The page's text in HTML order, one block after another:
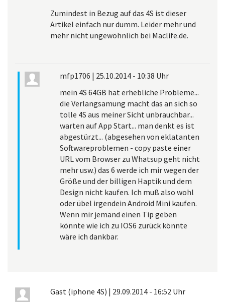
Zumindest in Bezug auf das 4S ist dieser
Artikel einfach nur dumm. Leider mehr und
mehr nicht ungewöhnlich bei Maclife.de.
mfp1706 | 25.10.2014 - 10:38 Uhr
mein 4S 64GB hat erhebliche Probleme...
die Verlangsamung macht das an sich so
tolle 4S aus meiner Sicht unbrauchbar...
warten auf App Start... man denkt es ist
abgestürzt... (abgesehen von eklatanten
Softwareproblemen - copy paste einer
URL vom Browser zu Whatsup geht nicht
mehr usw.) das 6 werde ich mir wegen der
Größe und der billigen Haptik und dem
Design nicht kaufen. Ich muß also wohl
oder übel irgendein Android Mini kaufen.
Wenn mir jemand einen Tip geben
könnte wie ich zu IOS6 zurück könnte
wäre ich dankbar.
Gast (iphone 4S) | 29.09.2014 - 16:52 Uhr